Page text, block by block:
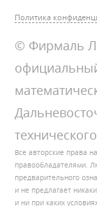
Политика
© Фирмаль
Все авторские права
правообладателями.
предварительного
и не предлагает
и ни при каких